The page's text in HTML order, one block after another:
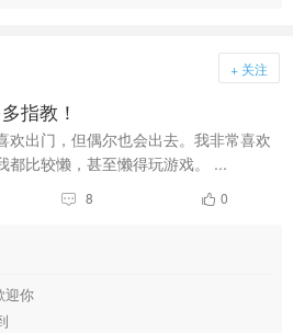
+ 关注
指教！
欢出门，但偶尔也会出去。我非常喜欢
都比较懒，甚至懒得玩游戏。 ...
 8  0
迎你